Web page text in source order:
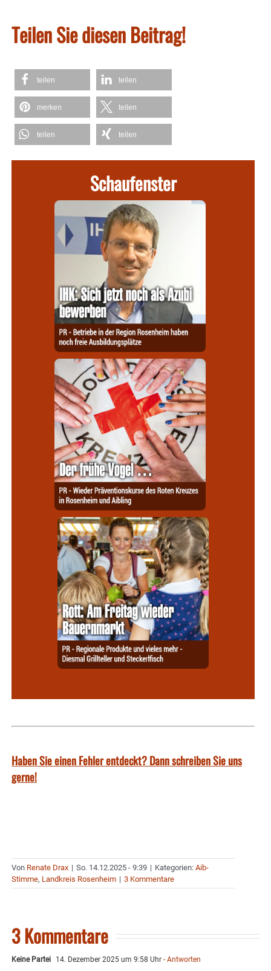
Teilen Sie diesen Beitrag!
teilen teilen
merken teilen
teilen teilen
Schaufenster
Haben Sie einen Fehler entdeckt? Dann schreiben Sie uns
gerne!
Von Renate Drax | So. 14.12.2025 - 9:39 | Kategorien: Aib-
Stimme, Landkreis Rosenheim | 3 Kommentare
3 Kommentare
Keine Partei 14. Dezember 2025 um 9:58 Uhr - Antworten